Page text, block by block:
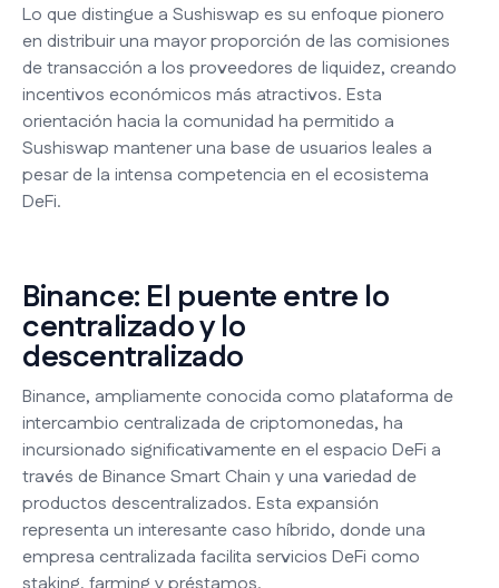
Lo que distingue a Sushiswap es su enfoque pionero
en distribuir una mayor proporción de las comisiones
de transacción a los proveedores de liquidez, creando
incentivos económicos más atractivos. Esta
orientación hacia la comunidad ha permitido a
Sushiswap mantener una base de usuarios leales a
pesar de la intensa competencia en el ecosistema
DeFi.
Binance: El puente entre lo
centralizado y lo
descentralizado
Binance, ampliamente conocida como plataforma de
intercambio centralizada de criptomonedas, ha
incursionado significativamente en el espacio DeFi a
través de Binance Smart Chain y una variedad de
productos descentralizados. Esta expansión
representa un interesante caso híbrido, donde una
empresa centralizada facilita servicios DeFi como